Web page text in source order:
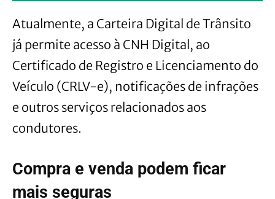
Atualmente, a Carteira Digital de Trânsito
já permite acesso à CNH Digital, ao
Certificado de Registro e Licenciamento do
Veículo (CRLV-e), notificações de infrações
e outros serviços relacionados aos
condutores.
Compra e venda podem ficar
mais seguras